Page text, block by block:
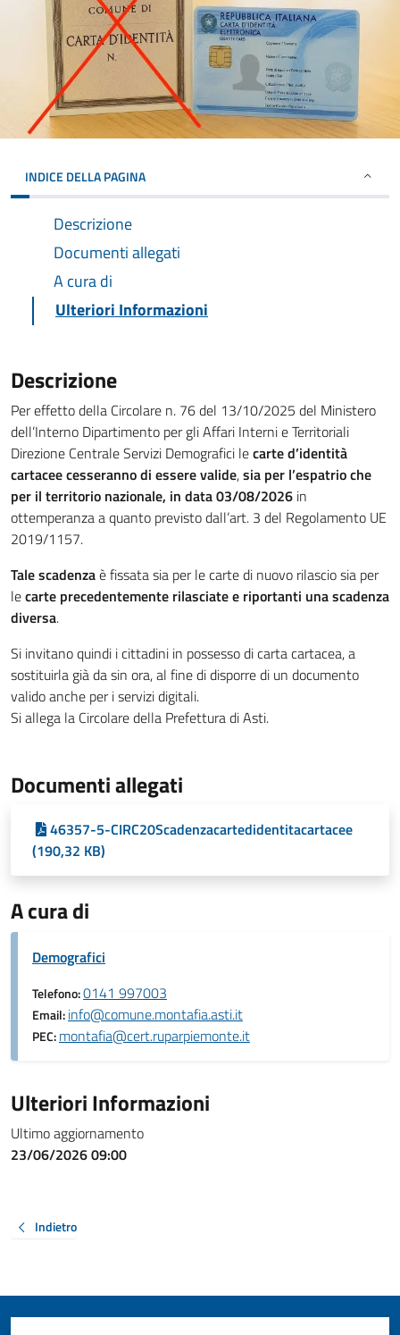
INDICE DELLA PAGINA
Descrizione
Documenti allegati
A cura di
Ulteriori Informazioni
Descrizione
Per effetto della Circolare n. 76 del 13/10/2025 del Ministero
dell’Interno Dipartimento per gli Affari Interni e Territoriali
Direzione Centrale Servizi Demografici lecarte d’identità
cartacee cesseranno di essere valide,sia per l’espatrio che
per il territorio nazionale, in data 03/08/2026 in
ottemperanza a quanto previsto dall’art. 3 del Regolamento UE
2019/1157.
Tale scadenzaè fissata sia per le carte di nuovo rilascio sia per
lecarte precedentemente rilasciate e riportanti una scadenza
diversa.
Si invitano quindi i cittadini in possesso di carta cartacea, a
sostituirla già da sin ora, al fine di disporre di un documento
valido anche per i servizi digitali.
Si allega la Circolare della Prefettura di Asti.
Documenti allegati
46357-5-CIRC20Scadenzacartedidentitacartacee
(190,32 KB)
A cura di
Demografici
Telefono:0141 997003
Email:info@comune.montafia.asti.it
PEC:montafia@cert.ruparpiemonte.it
Ulteriori Informazioni
Ultimo aggiornamento
23/06/2026 09:00
Indietro